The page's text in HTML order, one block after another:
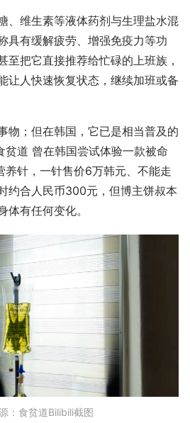
、维生素等液体药剂与生理盐水混
具有缓解疲劳、增强免疫力等功
至把它直接推荐给忙碌的上班族，
让人快速恢复状态，继续加班或备
物；但在韩国，它已是相当普及的
贫道 曾在韩国尝试体验一款被命
养针，一针售价6万韩元、不能走
约合人民币300元，但博主饼叔本
体有任何变化。
： 食贫道Bilibili截图